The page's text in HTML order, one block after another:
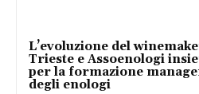
L’evoluzione del
Trieste e Assoenologi
per la formazione
degli enologi